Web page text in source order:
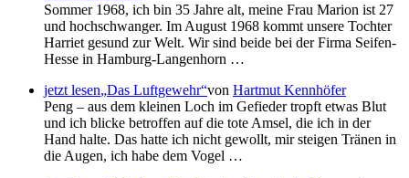
Sommer 1968, ich bin 35 Jahre alt, meine Frau Marion ist 27
und hochschwanger. Im August 1968 kommt unsere Tochter
Harriet gesund zur Welt. Wir sind beide bei der Firma Seifen-
Hesse in Hamburg-Langenhorn …
jetzt lesen Das Luftgewehr von Hartmut Kennhöfer
Peng – aus dem kleinen Loch im Gefieder tropft etwas Blut
und ich blicke betroffen auf die tote Amsel, die ich in der
Hand halte. Das hatte ich nicht gewollt, mir steigen Tränen in
die Augen, ich habe dem Vogel …